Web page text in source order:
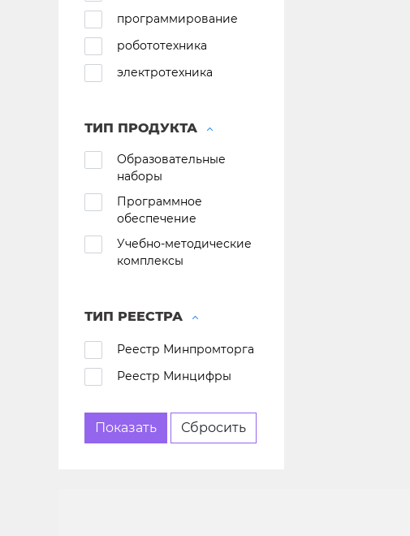
программирование
робототехника
электротехника
ТИП ПРОДУКТА
Образовательные
наборы
Программное
обеспечение
Учебно-методические
комплексы
ТИП РЕЕСТРА
Реестр Минпромторга
Реестр Минцифры